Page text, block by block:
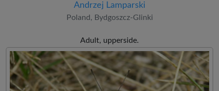
Andrzej Lamparski
Poland, Bydgoszcz-Glinki
Adult, upperside.